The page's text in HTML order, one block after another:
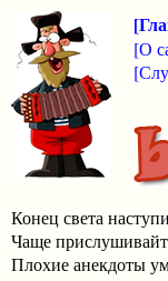
[О
Конец света
Чаще
Плохие анекдоты